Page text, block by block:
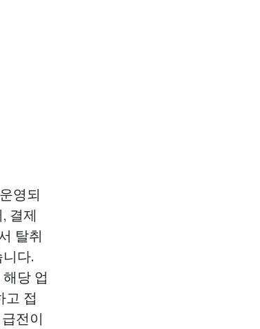
영되
결제
탈취
다.
당 업
고 접
급전이